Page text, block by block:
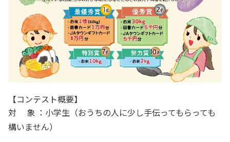
【コンテスト概要】
対 象 ：小学生（おうちの人に少し手伝ってもらっても
構いません）